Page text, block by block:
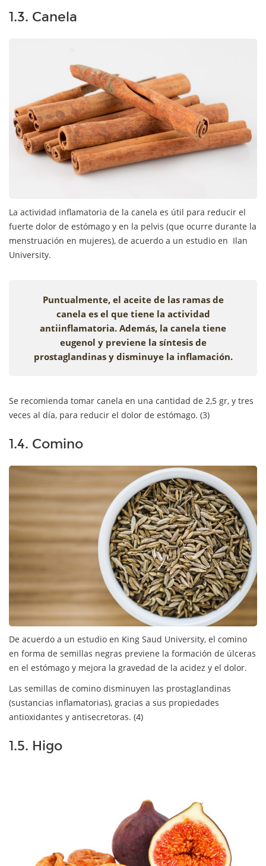
1.3. Canela
La actividad inflamatoria de la canela es útil para reducir el
fuerte dolor de estómago y en la pelvis (que ocurre durante la
menstruación en mujeres), de acuerdo a un estudio en Ilan
University.
Puntualmente, el aceite de las ramas de
canela es el que tiene la actividad
antiinflamatoria. Además, la canela tiene
eugenol y previene la síntesis de
prostaglandinas y disminuye la inflamación.
Se recomienda tomar canela en una cantidad de 2,5 gr, y tres
veces al día, para reducir el dolor de estómago. (3)
1.4. Comino
De acuerdo a un estudio en King Saud University, el comino
en forma de semillas negras previene la formación de úlceras
en el estómago y mejora la gravedad de la acidez y el dolor.
Las semillas de comino disminuyen las prostaglandinas
(sustancias inflamatorias), gracias a sus propiedades
antioxidantes y antisecretoras. (4)
1.5. Higo